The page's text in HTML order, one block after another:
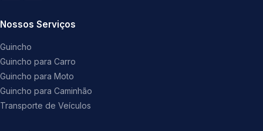
Nossos Serviços
Guincho
Guincho para Carro
Guincho para Moto
Guincho para Caminhão
Transporte de Veículos